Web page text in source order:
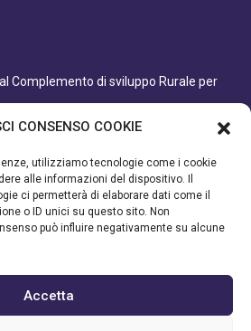
CONSENSO COOKIE
utilizziamo tecnologie come i cookie
alle informazioni del dispositivo. Il
ci permetterà di elaborare dati come il
o ID unici su questo sito. Non
può influire negativamente su alcune
Accetta
Complemento di sviluppo Rurale per
dell’informazione: GAL Patavino
Regione del Veneto –
Bonifica e Irrigazione.
Programma di Sviluppo Rurale per il
dell’informazione: GAL Patavino.